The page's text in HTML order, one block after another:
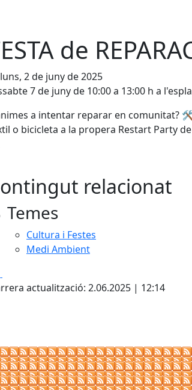
de
2 de juny de 2025
7 de juny de 10:00 a 13:00 h a
a intentar reparar en comunitat?
o bicicleta a la propera Restart Party
relacionat
Temes
Cultura i Festes
Medi Ambient
actualització: 2.06.2025 | 12:14